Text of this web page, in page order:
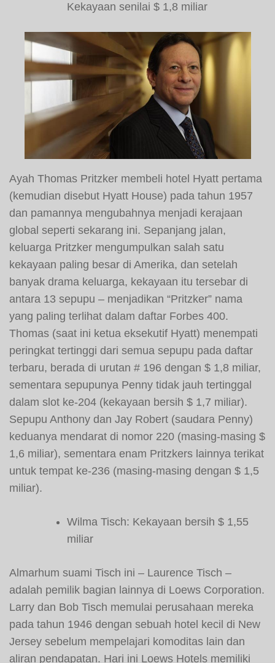
Kekayaan senilai $ 1,8 miliar
Ayah Thomas Pritzker membeli hotel Hyatt pertama
(kemudian disebut Hyatt House) pada tahun 1957
dan pamannya mengubahnya menjadi kerajaan
global seperti sekarang ini. Sepanjang jalan,
keluarga Pritzker mengumpulkan salah satu
kekayaan paling besar di Amerika, dan setelah
banyak drama keluarga, kekayaan itu tersebar di
antara 13 sepupu – menjadikan “Pritzker” nama
yang paling terlihat dalam daftar Forbes 400.
Thomas (saat ini ketua eksekutif Hyatt) menempati
peringkat tertinggi dari semua sepupu pada daftar
terbaru, berada di urutan # 196 dengan $ 1,8 miliar,
sementara sepupunya Penny tidak jauh tertinggal
dalam slot ke-204 (kekayaan bersih $ 1,7 miliar).
Sepupu Anthony dan Jay Robert (saudara Penny)
keduanya mendarat di nomor 220 (masing-masing $
1,6 miliar), sementara enam Pritzkers lainnya terikat
untuk tempat ke-236 (masing-masing dengan $ 1,5
miliar).
Wilma Tisch: Kekayaan bersih $ 1,55
miliar
Almarhum suami Tisch ini – Laurence Tisch –
adalah pemilik bagian lainnya di Loews Corporation.
Larry dan Bob Tisch memulai perusahaan mereka
pada tahun 1946 dengan sebuah hotel kecil di New
Jersey sebelum mempelajari komoditas lain dan
aliran pendapatan. Hari ini Loews Hotels memiliki